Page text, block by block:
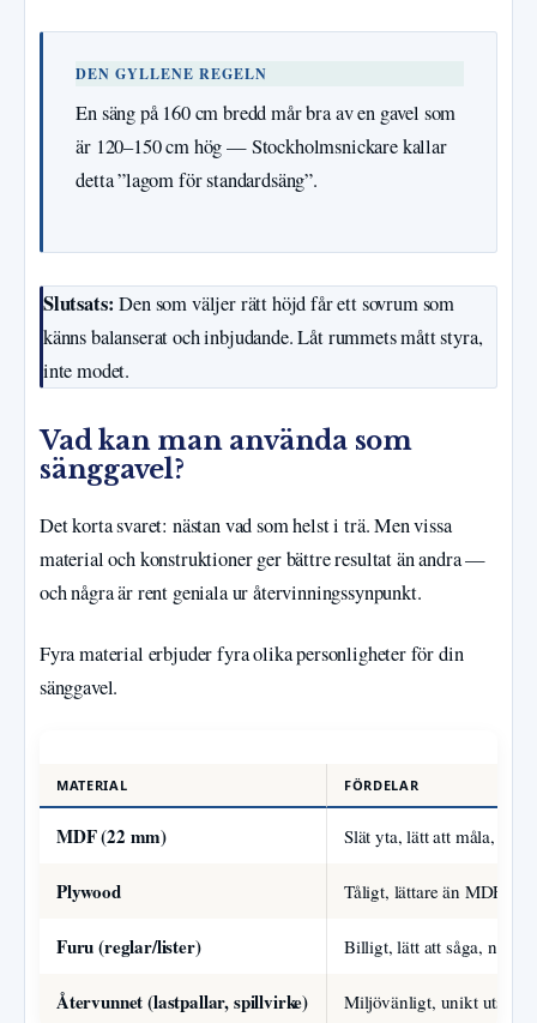
DEN GYLLENE REGELN
En säng på 160 cm bredd mår bra av en gavel som
är 120–150 cm hög — Stockholmsnickare kallar
detta ”lagom för standardsäng”.
Slutsats: Den som väljer rätt höjd får ett sovrum som
känns balanserat och inbjudande. Låt rummets mått styra,
inte modet.
Vad kan man använda som
sänggavel?
Det korta svaret: nästan vad som helst i trä. Men vissa
material och konstruktioner ger bättre resultat än andra —
och några är rent geniala ur återvinningssynpunkt.
Fyra material erbjuder fyra olika personligheter för din
sänggavel.
MATERIAL FÖRDELAR
MDF (22 mm) Slät yta, lätt att måla,
Plywood Tåligt, lättare än MDF,
Furu (reglar/lister) Billigt, lätt att såga,
Återvunnet (lastpallar, spillvirke) Miljövänligt, unikt